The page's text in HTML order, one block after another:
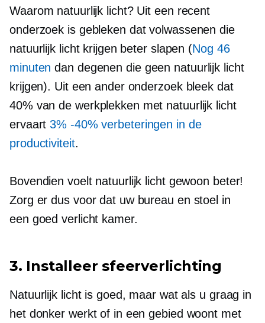
Waarom natuurlijk licht? Uit een recent
onderzoek is gebleken dat volwassenen die
natuurlijk licht krijgen beter slapen (Nog 46
minuten dan degenen die geen natuurlijk licht
krijgen). Uit een ander onderzoek bleek dat
40% van de werkplekken met natuurlijk licht
ervaart3% -40% verbeteringen in de
productiviteit.
Bovendien voelt natuurlijk licht gewoon beter!
Zorg er dus voor dat uw bureau en stoel in
een goed verlicht kamer.
3. Installeer sfeerverlichting
Natuurlijk licht is goed, maar wat als u graag in
het donker werkt of in een gebied woont met